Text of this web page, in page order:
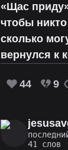
«Щас
чтобы
сколько
вернулся к
44 9
41 слов